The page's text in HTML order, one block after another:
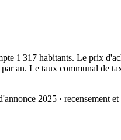
1 317 habitants. Le prix
an. Le taux communal de
2025 · recensement